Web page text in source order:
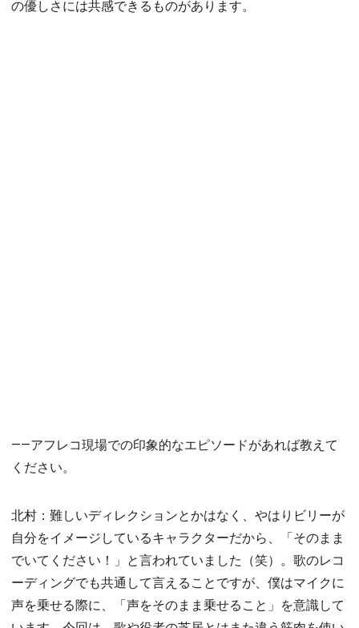
の優しさには共感できるものがあります。
――アフレコ現場での印象的なエピソードがあれば教えて
ください。
北村：難しいディレクションとかはなく、やはりビリーが
自分をイメージしているキャラクターだから、「そのまま
でいてください！」と言われていました（笑）。歌のレコ
ーディングでも共通して言えることですが、僕はマイクに
声を乗せる際に、「声をそのまま乗せること」を意識して